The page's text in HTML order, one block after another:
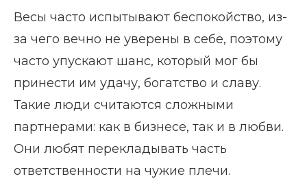
Весы часто испытывают беспокойство, из-
за чего вечно не уверены в себе, поэтому
часто упускают шанс, который мог бы
принести им удачу, богатство и славу.
Такие люди считаются сложными
партнерами: как в бизнесе, так и в любви.
Они любят перекладывать часть
ответственности на чужие плечи.